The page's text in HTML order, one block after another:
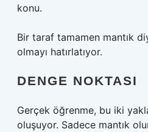
konu.
Bir taraf tamamen mantık
olmayı hatırlatıyor.
DENGE NOKTASI
Gerçek öğrenme, bu iki
oluşuyor. Sadece mantık